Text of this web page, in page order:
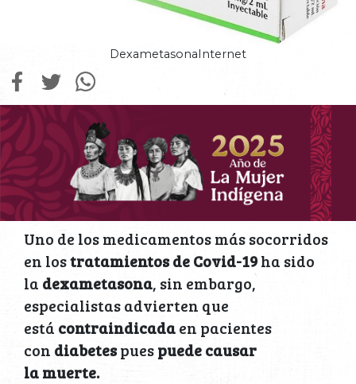
DexametasonaInternet
Uno de los medicamentos más socorridos
en lostratamientos de Covid-19ha sido
la dexametasona, sin embargo,
especialistas advierten que
está contraindicadaen pacientes
con diabetespuespuede causar
la muerte.